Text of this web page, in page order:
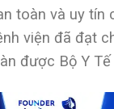
toàn và uy tín
viện đã đạt
được Bộ Y Tế